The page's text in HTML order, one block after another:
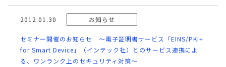
2012.01.30 お知らせ
セミナー開催のお知らせ ～電子証明書サービス「EINS/PKI+
for Smart Device」（インテック社）とのサービス連携によ
る、ワンランク上のセキュリティ対策～